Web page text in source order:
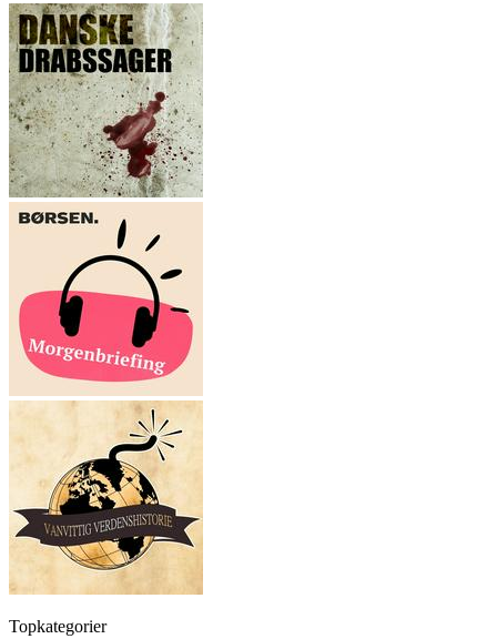
Topkategorier